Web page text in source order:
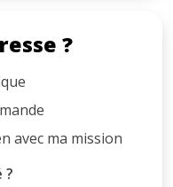
?
avec ma mission
?